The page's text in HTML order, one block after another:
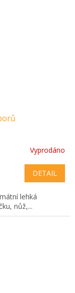
Vyprodáno
DETAIL
lehká
nůž,...